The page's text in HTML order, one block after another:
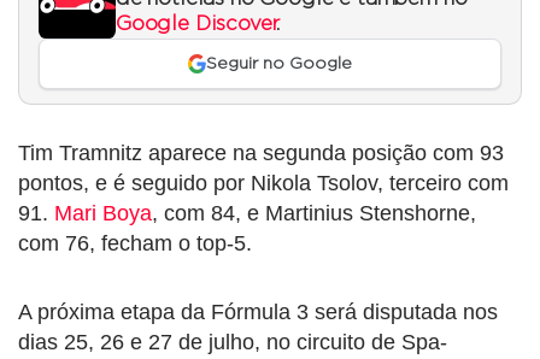
Google Discover.
Seguir no Google
Tim Tramnitz aparece na segunda posição com 93
pontos, e é seguido por Nikola Tsolov, terceiro com
91. Mari Boya, com 84, e Martinius Stenshorne,
com 76, fecham o top-5.
A próxima etapa da Fórmula 3 será disputada nos
dias 25, 26 e 27 de julho, no circuito de Spa-